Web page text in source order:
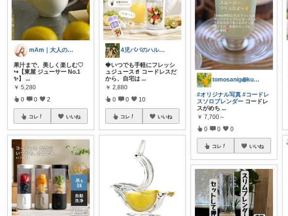
mAm｜大人のご褒美セレクト
果汁まで、美しく楽しむ♡
↪︎【東屋 ジューサー No.1
✨】
...
￥ 5,280
0 0 2
コレ いいね
4児パパのハル🙇経由購入感謝です！🙇
🍓いつでも手軽にフレッシ
ュジュース🥤 コードレスだ
から、自宅は ...
￥ 2,880
0 0 10
コレ いいね
tomosanig꩜kukulutomo
#オリジナル写真 #コードレ
スソロブレンダー コードレ
スがめち ...
￥ 7,700～
0 0 0
コレ いいね